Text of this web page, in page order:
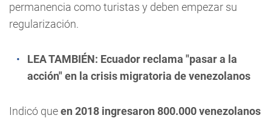
permanencia como turistas y deben empezar su
regularización.
LEA TAMBIÉN: Ecuador reclama "pasar a la
acción" en la crisis migratoria de venezolanos
Indicó queen 2018 ingresaron 800.000 venezolanos